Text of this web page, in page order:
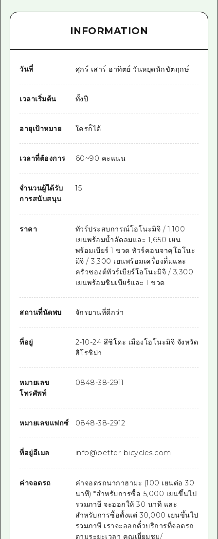
INFORMATION
วันที่ ศุกร์ เสาร์ อาทิตย์ วันหยุดนักขัตฤกษ์
เวลาเริ่มต้น ทั้งปี
อายุเป้าหมาย ใครก็ได้
เวลาที่ต้องการ 60~90 คะแนน
จำนวนผู้ได้รับ
การสนับสนุน
15
ราคา
ทัวร์ประสบการณ์โอโนะมิจิ / 1,100
เยนพร้อมน้ำอัดลมและ 1,650 เยน
พร้อมเบียร์ 1 ขวด ทัวร์คอนจาคุโอโนะ
มิจิ / 3,300 เยนพร้อมเครื่องดื่มและ
ครัวซองต์ทัวร์เบียร์โอโนะมิจิ / 3,300
เยนพร้อมชิมเบียร์และ 1 ขวด
สถานที่นัดพบ จักรยานที่ดีกว่า
ที่อยู่
2-10-24 สึชิโดะ เมืองโอโนะมิจิ จังหวัด
ฮิโรชิม่า
หมายเลข
โทรศัพท์
0848-38-2911
หมายเลขแฟกซ์ 0848-38-2912
ที่อยู่อีเมล info@better-bicycles.com
ค่าจอดรถ
ค่าจอดรถนากาฮามะ (100 เยนต่อ 30
นาที) *สำหรับการซื้อ 5,000 เยนขึ้นไป
รวมภาษี จะออกให้ 30 นาที และ
สำหรับการซื้อตั้งแต่ 30,000 เยนขึ้นไป
รวมภาษี เราจะออกตั๋วบริการที่จอดรถ
ตามระยะเวลา คุณเยี่ยมชม/